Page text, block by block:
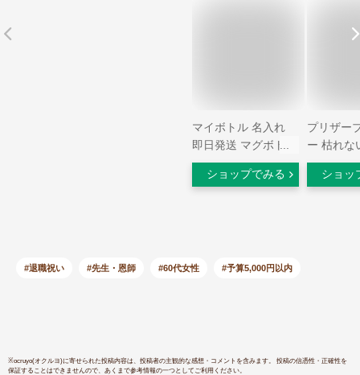
マイボトル 名入れ
即日発送 マグボトル
洗いやすい 水筒 お
しゃれ サーモ ステ
ペアギフト 軽量 真
リスマス
ショップでみる
プリザー
ー 枯れな
栽 苔玉
ギフト
ショッ
#退職祝い #先生・恩師 #60代女性 #予算5,000円以内
※ocruyo(オクルヨ)に寄せられた投稿内容は、投稿者の主観的な感想・コメントを含みます。 投稿の信憑性・正確性を
保証することはできませんので、あくまで参考情報の一つとしてご利用ください。